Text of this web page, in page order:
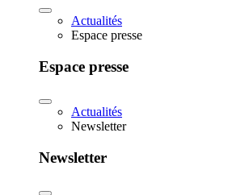
Actualités
Espace presse
Espace presse
Actualités
Newsletter
Newsletter